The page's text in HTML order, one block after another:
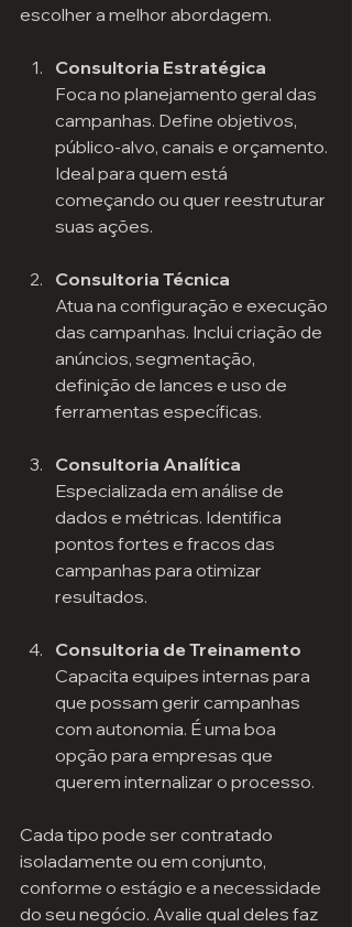
escolher a melhor abordagem.
Consultoria Estratégica
Foca no planejamento geral das
campanhas. Define objetivos,
público-alvo, canais e orçamento.
Ideal para quem está
começando ou quer reestruturar
suas ações.
Consultoria Técnica
Atua na configuração e execução
das campanhas. Inclui criação de
anúncios, segmentação,
definição de lances e uso de
ferramentas específicas.
Consultoria Analítica
Especializada em análise de
dados e métricas. Identifica
pontos fortes e fracos das
campanhas para otimizar
resultados.
Consultoria de Treinamento
Capacita equipes internas para
que possam gerir campanhas
com autonomia. É uma boa
opção para empresas que
querem internalizar o processo.
Cada tipo pode ser contratado
isoladamente ou em conjunto,
conforme o estágio e a necessidade
do seu negócio. Avalie qual deles faz